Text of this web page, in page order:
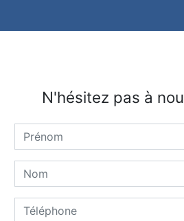
N'hésitez pas à